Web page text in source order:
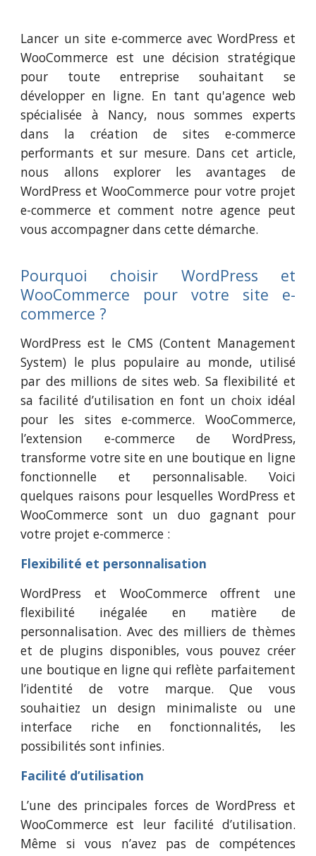
Lancer un site e-commerce avec WordPress et
WooCommerce est une décision stratégique
pour toute entreprise souhaitant se
développer en ligne. En tant qu'agence web
spécialisée à Nancy, nous sommes experts
dans la création de sites e-commerce
performants et sur mesure. Dans cet article,
nous allons explorer les avantages de
WordPress et WooCommerce pour votre projet
e-commerce et comment notre agence peut
vous accompagner dans cette démarche.
Pourquoi choisir WordPress et
WooCommerce pour votre site e-
commerce ?
WordPress est le CMS (Content Management
System) le plus populaire au monde, utilisé
par des millions de sites web. Sa flexibilité et
sa facilité d’utilisation en font un choix idéal
pour les sites e-commerce. WooCommerce,
l’extension e-commerce de WordPress,
transforme votre site en une boutique en ligne
fonctionnelle et personnalisable. Voici
quelques raisons pour lesquelles WordPress et
WooCommerce sont un duo gagnant pour
votre projet e-commerce :
Flexibilité et personnalisation
WordPress et WooCommerce offrent une
flexibilité inégalée en matière de
personnalisation. Avec des milliers de thèmes
et de plugins disponibles, vous pouvez créer
une boutique en ligne qui reflète parfaitement
l’identité de votre marque. Que vous
souhaitiez un design minimaliste ou une
interface riche en fonctionnalités, les
possibilités sont infinies.
Facilité d’utilisation
L’une des principales forces de WordPress et
WooCommerce est leur facilité d’utilisation.
Même si vous n’avez pas de compétences